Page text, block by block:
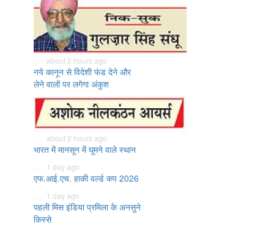
. . . about 2 hours ago
नये कानून से विदेशी फंड देने और
लेने वालों पर लगेगा अंकुश
. . . about 2 hours ago
भारत में मानसून में घूमने वाले स्थान
. . . 1 day ago
एफ.आई.एच. हाकी वर्ल्ड कप 2026
. . . 1 day ago
पहली मिस इंडिया प्रमिला के अनसुने
किस्से